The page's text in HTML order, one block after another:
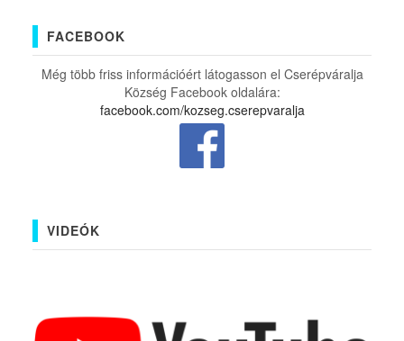
FACEBOOK
Még több friss információért látogasson el Cserépváralja
Község Facebook oldalára:
facebook.com/kozseg.cserepvaralja
VIDEÓK